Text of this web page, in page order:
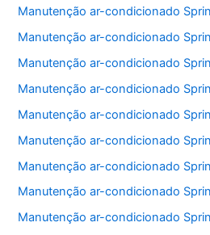
Manutenção ar-condicionado
Manutenção ar-condicionado
Manutenção ar-condicionado
Manutenção ar-condicionado
Manutenção ar-condicionado
Manutenção ar-condicionado
Manutenção ar-condicionado
Manutenção ar-condicionado
Manutenção ar-condicionado